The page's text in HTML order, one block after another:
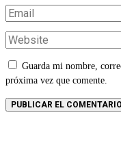
Guarda mi nombre,
próxima vez que comente.